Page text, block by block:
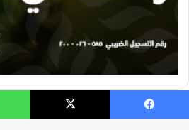
فيسبوك X واتساب